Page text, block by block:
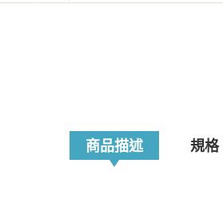
商品描述 規格